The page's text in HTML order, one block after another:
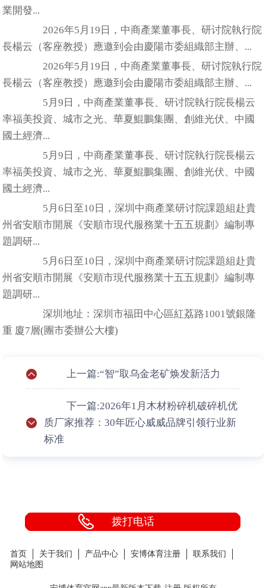
業開發...
2026年5月19日，中商產業董事長、研讨院執行院
長楊云（客座教授）應邀到会由慶陽市委組織部主辦、...
2026年5月19日，中商產業董事長、研讨院執行院
長楊云（客座教授）應邀到会由慶陽市委組織部主辦、...
5月9日，中商產業董事長、研讨院執行院長楊云
率福美投資、城市之光、華夏鯤鵬集團、創維光伏、中國
國土經濟...
5月9日，中商產業董事長、研讨院執行院長楊云
率福美投資、城市之光、華夏鯤鵬集團、創維光伏、中國
國土經濟...
5月6日至10日，深圳中商產業研讨院課題組赴貴
州省安順市開展《安順市現代服務業十五五規劃》編制專
題調研...
5月6日至10日，深圳中商產業研讨院課題組赴貴
州省安順市開展《安順市現代服務業十五五規劃》編制專
題調研...
深圳地址：深圳市福田中心區紅荔路1001號銀隆
重 廈7層(團市委辦公大樓)
上一篇:“智”取乌金老矿焕发新活力
下一篇:2026年1月木材粉碎机破碎机优
质厂家推荐：30年匠心威威品牌引领行业新
标准
拨打电话
首页 关于我们 产品中心 安博体育注册
联系我们
网站地图